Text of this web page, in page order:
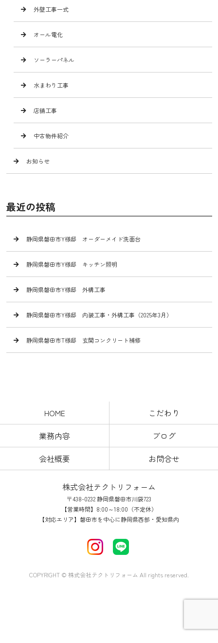
外壁工事一式
オール電化
ソーラーパネル
水まわり工事
店舗工事
中古物件紹介
お知らせ
最近の投稿
静岡県磐田市Y様邸 オーダーメイド洗面台
静岡県磐田市Y様邸 キッチン照明
静岡県磐田市Y様邸 外構工事
静岡県磐田市Y様邸 内装工事・外構工事（2025年3月）
静岡県磐田市T様邸 玄関コンクリート補修
HOME
こだわり
業務内容
ブログ
会社概要
お問合せ
株式会社テクトリフォーム
〒438-0232 静岡県磐田市川袋723
【営業時間】8:00～18:00（不定休）
【対応エリア】磐田市を中心に静岡県西部・愛知県内
COPYRIGHT © 株式会社テクトリフォーム All rights reserved.